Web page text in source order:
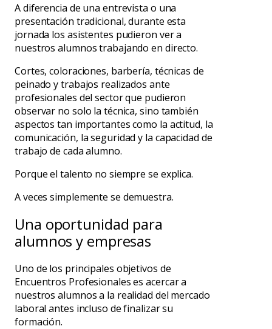
A diferencia de una entrevista o una
presentación tradicional, durante esta
jornada los asistentes pudieron ver a
nuestros alumnos trabajando en directo.
Cortes, coloraciones, barbería, técnicas de
peinado y trabajos realizados ante
profesionales del sector que pudieron
observar no solo la técnica, sino también
aspectos tan importantes como la actitud, la
comunicación, la seguridad y la capacidad de
trabajo de cada alumno.
Porque el talento no siempre se explica.
A veces simplemente se demuestra.
Una oportunidad para
alumnos y empresas
Uno de los principales objetivos de
Encuentros Profesionales es acercar a
nuestros alumnos a la realidad del mercado
laboral antes incluso de finalizar su
formación.